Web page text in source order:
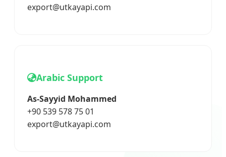
export@utkayapi.com
Arabic Support
As-Sayyid Mohammed
+90 539 578 75 01
export@utkayapi.com